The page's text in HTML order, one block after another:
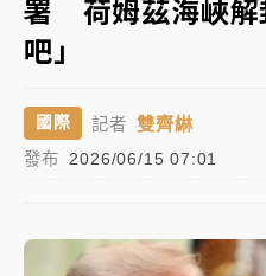
台東農業處長涉圖利渡假
押庭
父親節泡湯了！中颱白海
雨熱區曝
暑假過三周才推「E宿新
▼
署 荷姆茲海峽解
吧」
國際 記者 雙齊綝
發布 2026/06/15 07:01